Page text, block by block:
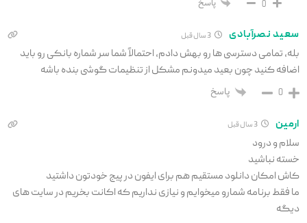
0 پاسخ
سعید نصرآبادی 3 سال قبل
بله، تمامی دسترسی ها رو بهش دادم، احتمالاً شما سر شماره بانکی رو باید
اضافه کنید چون بعید میدونم مشکل از تنظیمات گوشی بنده باشه
0 پاسخ
ارمین 3 سال قبل
سلام و درود
خسته نباشید
کاش امکان دانلود مستقیم هم برای ایفون در پیج خودتون داشتید
ما فقط برنامه شمارو میخوایم‌ و نیازی نداریم که اکانت بخریم در سایت های
دیگه